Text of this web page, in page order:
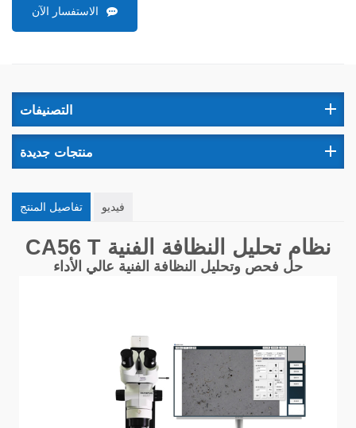
الاستفسار الآن
التصنيفات
منتجات جديدة
تفاصيل المنتج فيديو
CA56 T نظام تحليل النظافة الفنية
حل فحص وتحليل النظافة الفنية عالي الأداء